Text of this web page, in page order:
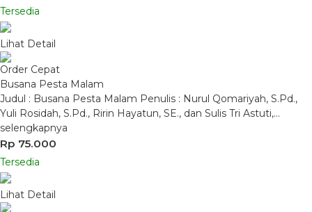
Tersedia
Lihat Detail
Order Cepat
Busana Pesta Malam
Judul : Busana Pesta Malam Penulis : Nurul Qomariyah, S.Pd.,
Yuli Rosidah, S.Pd., Ririn Hayatun, SE., dan Sulis Tri Astuti,…
selengkapnya
Rp 75.000
Tersedia
Lihat Detail